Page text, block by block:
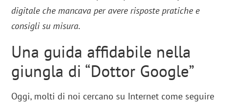
digitale che mancava per avere risposte pratiche e
consigli su misura.
Una guida affidabile nella
giungla di “Dottor Google”
Oggi, molti di noi cercano su Internet come seguire